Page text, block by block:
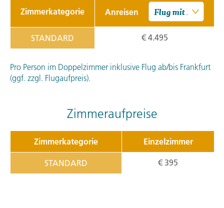
Zimmerkategorie Anreisen
STANDARD € 4.495
Pro Person im Doppelzimmer inklusive Flug ab/bis Frankfurt
(ggf. zzgl. Flugaufpreis).
Zimmeraufpreise
Zimmerkategorie Einzelzimmer
STANDARD € 395